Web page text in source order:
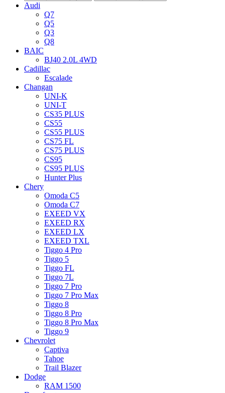
Audi
Q7
Q5
Q3
Q8
BAIC
BJ40 2.0L 4WD
Cadillac
Escalade
Changan
UNI-K
UNI-T
CS35 PLUS
CS55
CS55 PLUS
CS75 FL
CS75 PLUS
CS95
CS95 PLUS
Hunter Plus
Chery
Omoda C5
Omoda C7
EXEED VX
EXEED RX
EXEED LX
EXEED TXL
Tiggo 4 Pro
Tiggo 5
Tiggo FL
Tiggo 7L
Tiggo 7 Pro
Tiggo 7 Pro Max
Tiggo 8
Tiggo 8 Pro
Tiggo 8 Pro Max
Tiggo 9
Chevrolet
Captiva
Tahoe
Trail Blazer
Dodge
RAM 1500